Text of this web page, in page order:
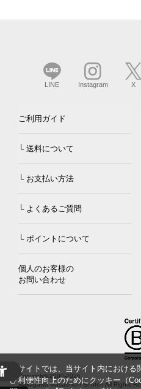
LINE Instagram X
ご利用ガイド
└ 送料について
└ お支払い方法
└ よくあるご質問
└ ポイントについて
個人のお客様の
お問い合わせ
Copyright©2000-2026
Nakagawa Masashichi Shoten All Rights
当サイトでは、当サイト内におけ
び利便性向上のためにクッキー（